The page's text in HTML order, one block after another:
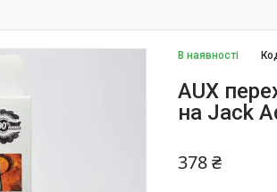
В наявності
AUX
на Jack
378 ₴